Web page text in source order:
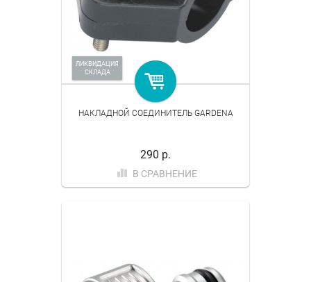
ЛИКВИДАЦИЯ
СКЛАДА
НАКЛАДНОЙ СОЕДИНИТЕЛЬ GARDENA
290 р.
В СРАВНЕНИЕ